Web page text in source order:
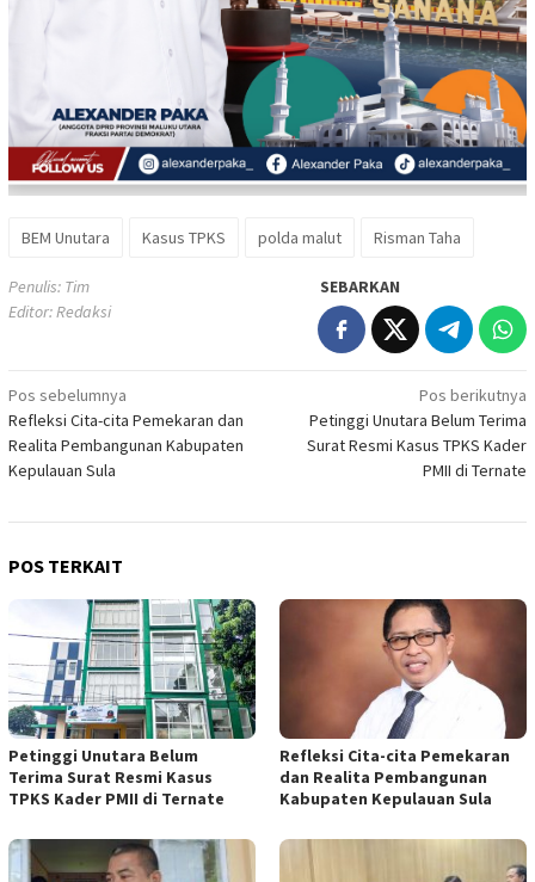
BEM Unutara Kasus TPKS polda malut Risman Taha
Penulis: Tim
Editor: Redaksi
SEBARKAN
Navigasi
pos
Pos sebelumnya
Refleksi Cita-cita Pemekaran dan
Realita Pembangunan Kabupaten
Kepulauan Sula
Pos berikutnya
Petinggi Unutara Belum Terima
Surat Resmi Kasus TPKS Kader
PMII di Ternate
POS TERKAIT
Petinggi Unutara Belum
Terima Surat Resmi Kasus
TPKS Kader PMII di Ternate
Refleksi Cita-cita Pemekaran
dan Realita Pembangunan
Kabupaten Kepulauan Sula